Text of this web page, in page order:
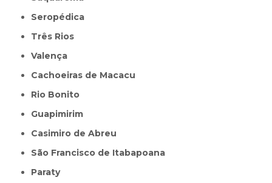
Seropédica
Três Rios
Valença
Cachoeiras de Macacu
Rio Bonito
Guapimirim
Casimiro de Abreu
São Francisco de Itabapoana
Paraty